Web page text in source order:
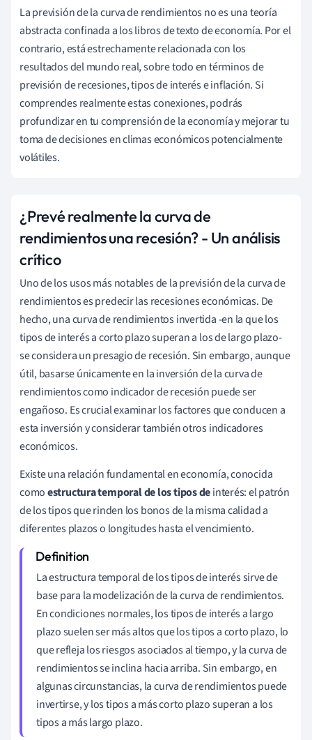
La previsión de la curva de rendimientos no es una teoría
abstracta confinada a los libros de texto de economía. Por el
contrario, está estrechamente relacionada con los
resultados del mundo real, sobre todo en términos de
previsión de recesiones, tipos de interés e inflación. Si
comprendes realmente estas conexiones, podrás
profundizar en tu comprensión de la economía y mejorar tu
toma de decisiones en climas económicos potencialmente
volátiles.
¿Prevé realmente la curva de
rendimientos una recesión? - Un análisis
crítico
Uno de los usos más notables de la previsión de la curva de
rendimientos es predecir las recesiones económicas. De
hecho, una curva de rendimientos invertida -en la que los
tipos de interés a corto plazo superan a los de largo plazo-
se considera un presagio de recesión. Sin embargo, aunque
útil, basarse únicamente en la inversión de la curva de
rendimientos como indicador de recesión puede ser
engañoso. Es crucial examinar los factores que conducen a
esta inversión y considerar también otros indicadores
económicos.
Existe una relación fundamental en economía, conocida
comoestructura temporal de los tipos deinterés: el patrón
de los tipos que rinden los bonos de la misma calidad a
diferentes plazos o longitudes hasta el vencimiento.
La estructura temporal de los tipos de interés sirve de
base para la modelización de la curva de rendimientos.
En condiciones normales, los tipos de interés a largo
plazo suelen ser más altos que los tipos a corto plazo, lo
que refleja los riesgos asociados al tiempo, y la curva de
rendimientos se inclina hacia arriba. Sin embargo, en
algunas circunstancias, la curva de rendimientos puede
invertirse, y los tipos a más corto plazo superan a los
tipos a más largo plazo.